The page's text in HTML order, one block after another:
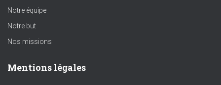
Notre équipe
Notre but
Nos missions
Mentions légales